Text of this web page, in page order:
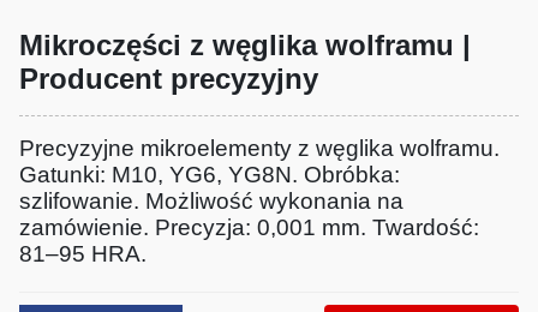
Mikroczęści z węglika wolframu |
Producent precyzyjny
Precyzyjne mikroelementy z węglika wolframu.
Gatunki: M10, YG6, YG8N. Obróbka:
szlifowanie. Możliwość wykonania na
zamówienie. Precyzja: 0,001 mm. Twardość:
81–95 HRA.